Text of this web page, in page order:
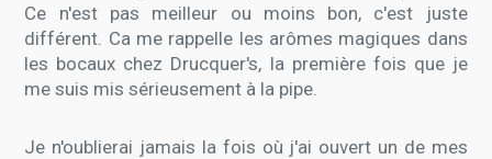
Ce n'est pas meilleur ou moins bon, c'est juste
différent. Ca me rappelle les arômes magiques dans
les bocaux chez Drucquer's, la première fois que je
me suis mis sérieusement à la pipe.
Je n'oublierai jamais la fois où j'ai ouvert un de mes